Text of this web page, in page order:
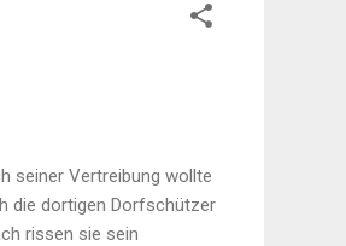
seiner Vertreibung wollte
die dortigen Dorfschützer
rissen sie sein